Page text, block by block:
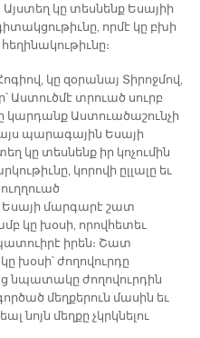
Այստեղ կը տեսնենք Եսայիի
որմէ կը բխի
կը զօրանայ Տիրոջմով,
Աստուծմէ տրուած սուրբ
կարդանք Աստուածաշունչի
պարագային Եսայի
կը տեսնենք իր կոչումին
կորովի ըլլալը եւ
Եսայի մարգարէ շատ
կը խօսի, որովհետեւ
իրեն։ Շատ
խօսի՝ ժողովուրդը
նպատակը ժողովուրդին
մեղքերուն մասին եւ
նոյն մեղքը չկրկնելու